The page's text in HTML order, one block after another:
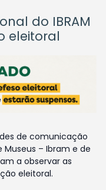
do IBRAM
eleitoral
de comunicação
– Ibram e de
a observar as
eleitoral.